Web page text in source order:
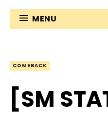
MENU
COMEBACK
[SM